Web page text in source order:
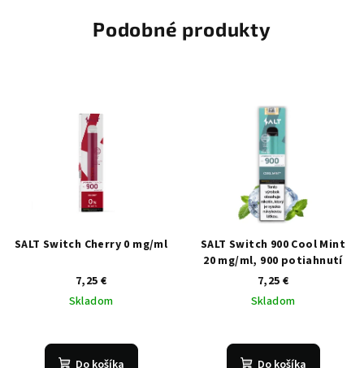
Podobné produkty
SALT Switch Cherry 0 mg/ml
7,25 €
Skladom
Do košíka
SALT Switch 900 Cool Mint
20 mg/ml, 900 potiahnutí
7,25 €
Skladom
Do košíka